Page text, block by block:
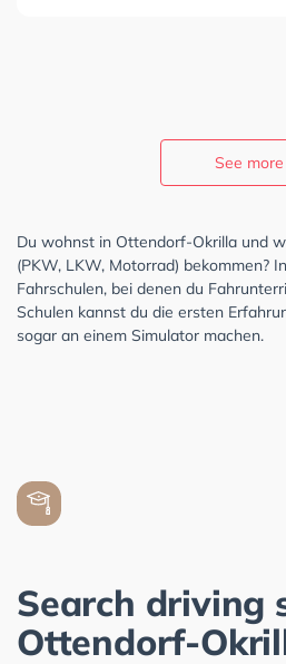
See more
Du wohnst in Ottendorf-Okrilla und
(PKW, LKW, Motorrad) bekommen?
Fahrschulen, bei denen du
Schulen kannst du die ersten
sogar an einem Simulator machen.
Search driving
Ottendorf-